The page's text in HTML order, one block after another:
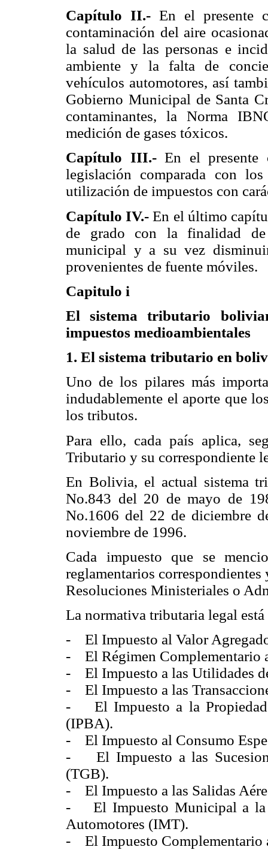
Capítulo II.- En el presente
contaminación del aire
la salud de las personas e
ambiente y la falta de
vehículos automotores, así
Gobierno Municipal de Santa
contaminantes, la Norma
medición de gases tóxicos.
Capítulo III.-En el presente
legislación comparada con
utilización de impuestos con
Capítulo IV.- En el último
de grado con la finalidad
municipal y a su vez
provenientes de fuente móviles.
Capitulo i
El sistema tributario
impuestos medioambientales
1. El sistema tributario en
Uno de los pilares más
indudablemente el aporte que
los tributos.
Para ello, cada país aplica,
Tributario y su correspondiente
En Bolivia, el actual sistema
No.843 del 20 de mayo de
No.1606 del 22 de diciembre
noviembre de 1996.
Cada impuesto que se
reglamentarios
Resoluciones Ministeriales o
La normativa tributaria legal
- El Impuesto al Valor
- El Régimen Complementario
- El Impuesto a las Utilidades
- El Impuesto a las
- El Impuesto a la Propiedad
(IPBA).
- El Impuesto al Consumo
- El Impuesto a las
(TGB).
- El Impuesto a las Salidas
- El Impuesto Municipal a la
Automotores (IMT).
- El Impuesto Complementario